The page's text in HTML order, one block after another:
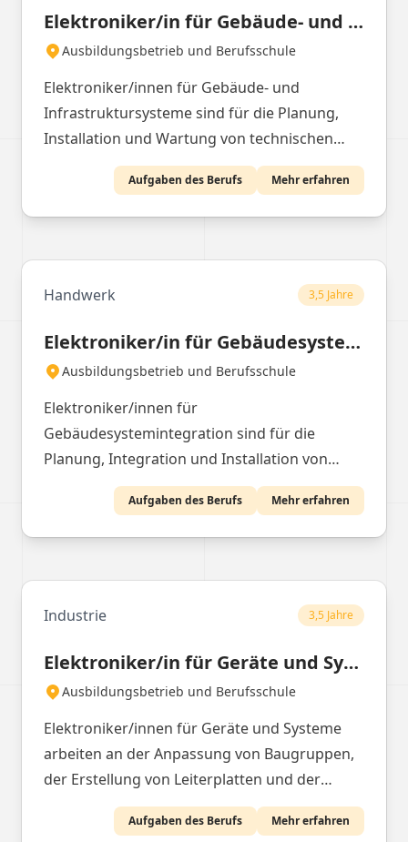
Elektroniker/in für Gebäude- und Infrastruktursysteme
Ausbildungsbetrieb und Berufsschule
Elektroniker/innen für Gebäude- und
Infrastruktursysteme sind für die Planung,
Installation und Wartung von technischen
Systemen in Gebäuden verantwortlich.
Aufgaben des Berufs Mehr erfahren
Handwerk 3,5 Jahre
Elektroniker/in für Gebäudesystemintegration
Ausbildungsbetrieb und Berufsschule
Elektroniker/innen für
Gebäudesystemintegration sind für die
Planung, Integration und Installation von
Systemen der vernetzten Gebäudetechnik
verantwortlich. Sie arbeiten eng mit ihren
Auftraggebern zusammen, um die
Lösungen für bestehende Infrastrukturen
anzubieten. Ihre Aufgaben umfassen die
Kabeln, die Montage von Komponenten, die
Einrichtung von Software und die
Endnutzer und erstellen Dokumentationen,
um einen reibungslosen Betrieb zu
gewährleisten.
Aufgaben des Berufs Mehr erfahren
Industrie 3,5 Jahre
Elektroniker/in für Geräte und Systeme
Ausbildungsbetrieb und Berufsschule
Elektroniker/innen für Geräte und Systeme
arbeiten an der Anpassung von Baugruppen,
der Erstellung von Leiterplatten und der
Montage von Komponenten. Sie entwickeln
elektronische Geräte und Systeme,
Aufgaben des Berufs Mehr erfahren